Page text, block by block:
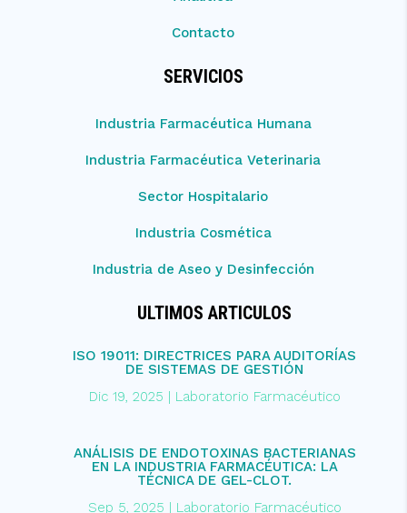
Contacto
SERVICIOS
Industria Farmacéutica Humana
Industria Farmacéutica Veterinaria
Sector Hospitalario
Industria Cosmética
Industria de Aseo y Desinfección
ULTIMOS ARTICULOS
ISO 19011: DIRECTRICES PARA AUDITORÍAS
DE SISTEMAS DE GESTIÓN
Dic 19, 2025 | Laboratorio Farmacéutico
ANÁLISIS DE ENDOTOXINAS BACTERIANAS
EN LA INDUSTRIA FARMACÉUTICA: LA
TÉCNICA DE GEL-CLOT.
Sep 5, 2025 | Laboratorio Farmacéutico